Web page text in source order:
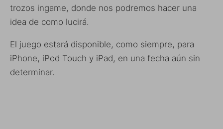
trozos ingame, donde nos podremos hacer una
idea de como lucirá.
El juego estará disponible, como siempre, para
iPhone, iPod Touch y iPad, en una fecha aún sin
determinar.